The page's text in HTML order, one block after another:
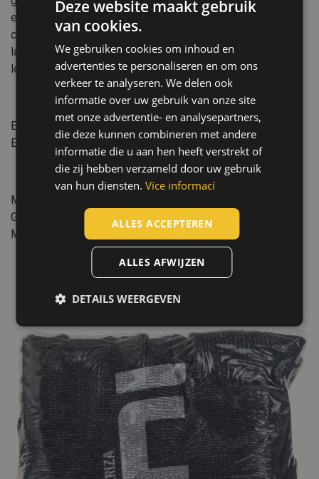
en grip in droge omstandigheden. Dankzij de ademende
constructie en 13 gauge-dikte zijn ze comfortabel om
langdurig te dragen, ideaal voor licht assemblagewerk,
logistiek en inspectie.
Normen:
EN ISO 21420:2020
EN 388
:2016+A1:2018 (3121X)
Kenmerken:
Manchet type: gebreid
Gedipt gebied: Palm, Vingers, Vingertoppen
Maat: 13 GG
CZECH
HUNGARIAN
SLOVAK
ROMANIAN
POLISH
GERMAN
SPANISH
Deze website maakt gebruik
van cookies.
We gebruiken cookies om inhoud en
advertenties te personaliseren en om ons
verkeer te analyseren. We delen ook
informatie over uw gebruik van onze site
met onze advertentie- en analysepartners,
die deze kunnen combineren met andere
informatie die u aan hen heeft verstrekt of
die zij hebben verzameld door uw gebruik
van hun diensten. Více informací
ALLES ACCEPTEREN
ALLES AFWIJZEN
DETAILS WEERGEVEN